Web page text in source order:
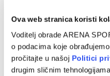
Ova web stranica koristi
Voditelj obrade ARENA
o podacima koje
pročitajte u našoj Politici
drugim sličnim
Horde zla neće bodriti
nespremno ušla u sezonu
07/08/2026